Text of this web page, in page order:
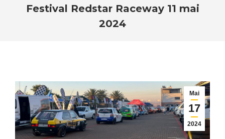
Festival Redstar Raceway 11 mai
2024
Mai
17
2024